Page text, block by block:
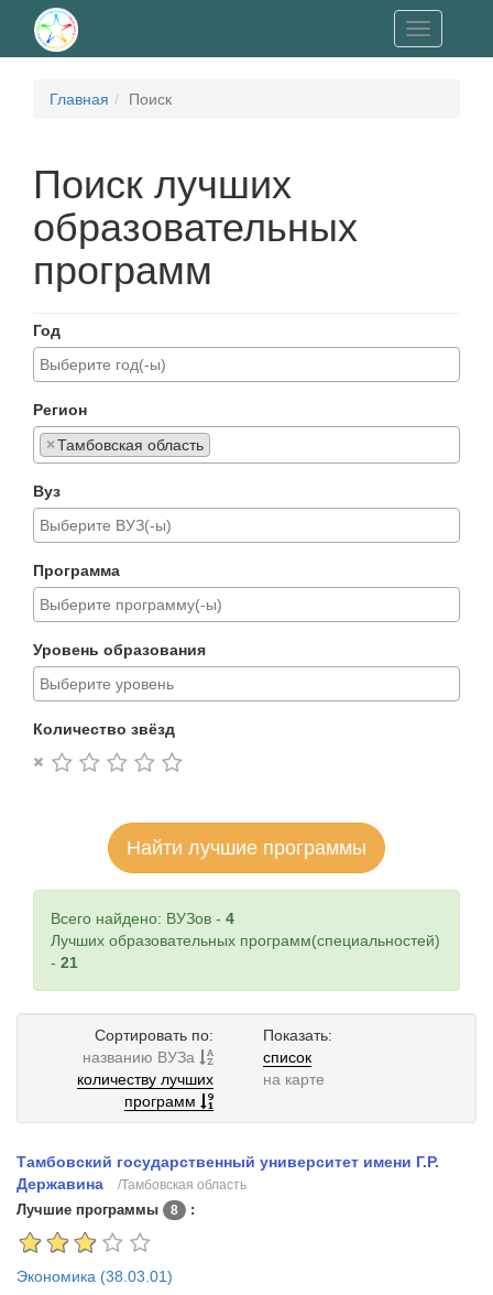
Toggle
navigation
Главная Поиск
Поиск лучших
образовательных
программ
Год
Регион
×Тамбовская область
Вуз
Программа
Уровень образования
Количество звёзд
Найти лучшие программы
Всего найдено: ВУЗов - 4
Лучших образовательных программ(специальностей)
- 21
Сортировать по:
названию ВУЗа
количеству лучших
программ
Показать:
список
на карте
Тамбовский государственный университет имени Г.Р.
Державина
/Тамбовская область
Лучшие программы 8 :
Экономика (38.03.01)